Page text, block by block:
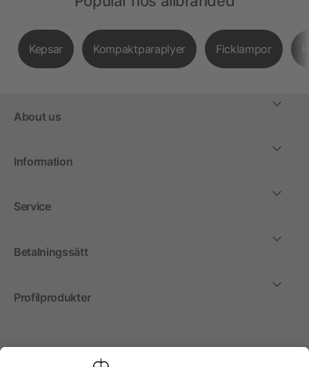
Kepsar Kompaktparaplyer Ficklampor
About us
Information
Service
Betalningssätt
Profilprodukter
Internationellt